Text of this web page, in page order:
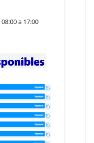
08:00 a 17:00